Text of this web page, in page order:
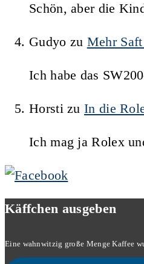
Schön, aber die
Gudyo zu Mehr
Ich habe das
HorstizuIn die
Ich mag ja Rolex
Käffchen ausgeben
Eine wahnwitzig große Menge Kaffee